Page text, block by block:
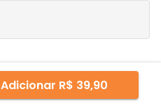
Adicionar R$ 39,90